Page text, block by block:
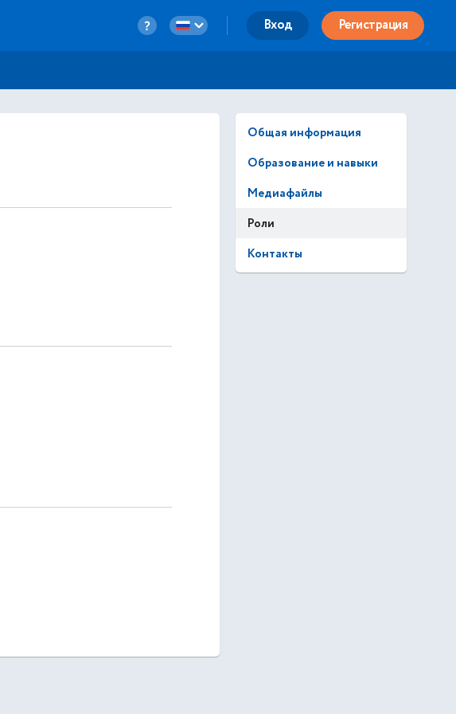
Вход Регистрация
Общая информация
Образование и навыки
Медиафайлы
Роли
Контакты